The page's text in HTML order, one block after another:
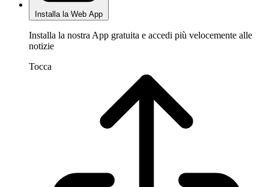
Installa la Web App
Installa la nostra App gratuita e accedi più velocemente alle
notizie
Tocca